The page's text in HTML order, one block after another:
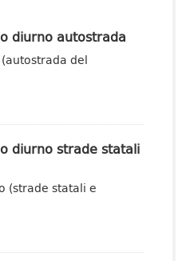
diurno autostrada
del
diurno strade statali
(strade statali e